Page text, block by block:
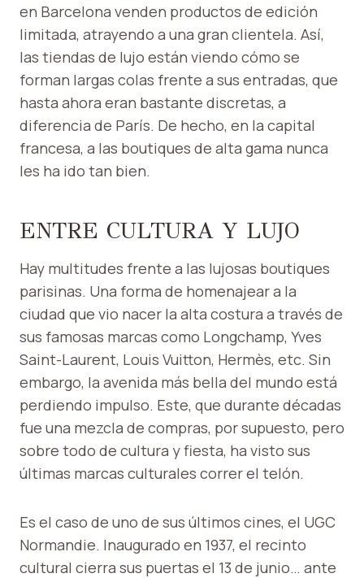
en Barcelona venden productos de edición
limitada, atrayendo a una gran clientela. Así,
las tiendas de lujo están viendo cómo se
forman largas colas frente a sus entradas, que
hasta ahora eran bastante discretas, a
diferencia de París. De hecho, en la capital
francesa, a las boutiques de alta gama nunca
les ha ido tan bien.
ENTRE CULTURA Y LUJO
Hay multitudes frente a las lujosas boutiques
parisinas. Una forma de homenajear a la
ciudad que vio nacer la alta costura a través de
sus famosas marcas como Longchamp, Yves
Saint-Laurent, Louis Vuitton, Hermès, etc. Sin
embargo, la avenida más bella del mundo está
perdiendo impulso. Este, que durante décadas
fue una mezcla de compras, por supuesto, pero
sobre todo de cultura y fiesta, ha visto sus
últimas marcas culturales correr el telón.
Es el caso de uno de sus últimos cines, el UGC
Normandie. Inaugurado en 1937, el recinto
cultural cierra sus puertas el 13 de junio… ante